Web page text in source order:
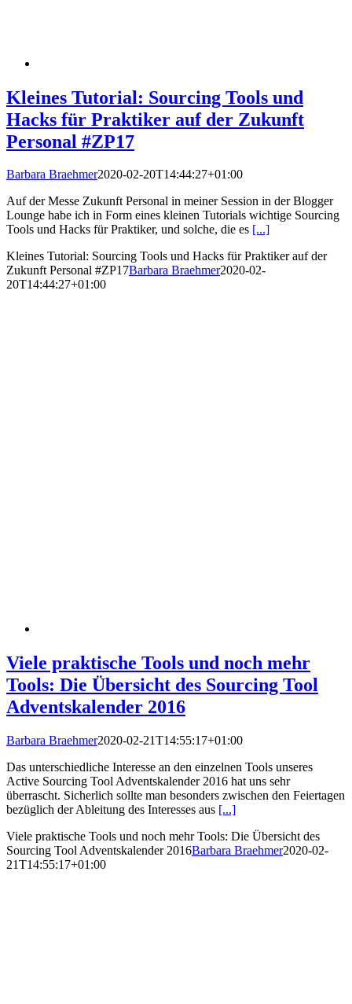
Kleines Tutorial: Sourcing Tools und
Hacks für Praktiker auf der Zukunft
Personal #ZP17
Barbara Braehmer2020-02-20T14:44:27+01:00
Auf der Messe Zukunft Personal in meiner Session in der Blogger
Lounge habe ich in Form eines kleinen Tutorials wichtige Sourcing
Tools und Hacks für Praktiker, und solche, die es [...]
Kleines Tutorial: Sourcing Tools und Hacks für Praktiker auf der
Zukunft Personal #ZP17Barbara Braehmer2020-02-
20T14:44:27+01:00
Viele praktische Tools und noch mehr
Tools: Die Übersicht des Sourcing Tool
Adventskalender 2016
Barbara Braehmer2020-02-21T14:55:17+01:00
Das unterschiedliche Interesse an den einzelnen Tools unseres
Active Sourcing Tool Adventskalender 2016 hat uns sehr
überrascht. Sicherlich sollte man besonders zwischen den Feiertagen
bezüglich der Ableitung des Interesses aus [...]
Viele praktische Tools und noch mehr Tools: Die Übersicht des
Sourcing Tool Adventskalender 2016Barbara Braehmer2020-02-
21T14:55:17+01:00